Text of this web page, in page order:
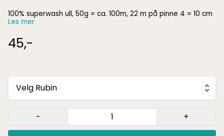
100% superwash ull, 50g = ca. 100m, 22 m på pinne 4 = 10 cm
Les mer
45,-
Velg Rubin
- +